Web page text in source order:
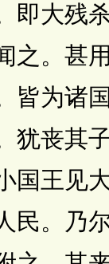
即大残
之。甚
皆为诸
犹丧其
国王见
民。乃